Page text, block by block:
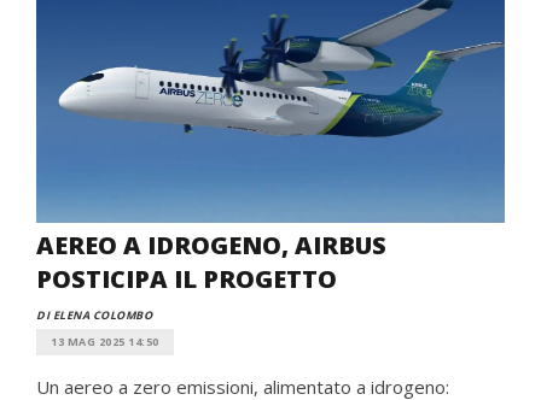
AEREO A IDROGENO, AIRBUS
POSTICIPA IL PROGETTO
DI ELENA COLOMBO
13 MAG 2025 14:50
Un aereo a zero emissioni, alimentato a idrogeno: